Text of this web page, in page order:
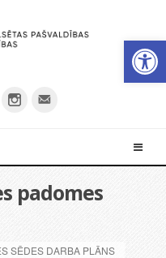
padomes
SĒDES DARBA PLĀNS